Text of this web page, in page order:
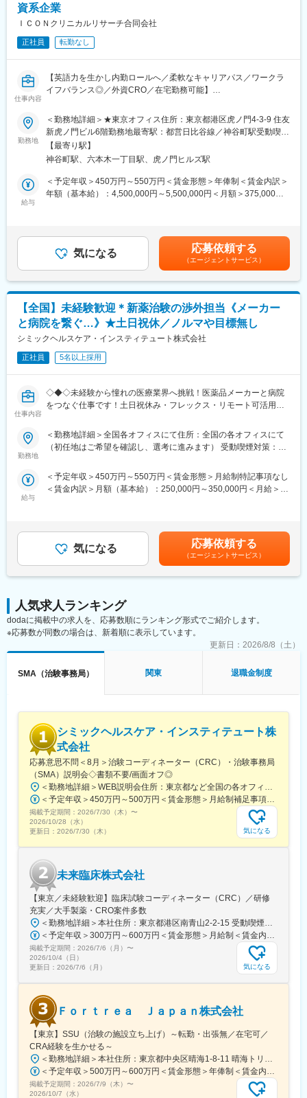
変更の範囲：会社の定める業務
ティング
契約関連文書の電子・紙媒体での適切な保管および管理
契約プロセスにおける課題やリスクの特定およびエスカレーショ
ン
臨床試験チーム、プロジェクトマネジメント、ビジネスディベロ
ップメント、予算・提案チームなど社内関係部門との連携
契約締結の遅延防止に向けた調整および課題解決の推進
社内スタッフからの契約関連問い合わせへの対応
□業務改善・コンプライアンス
SOPおよび関連手順書に準拠した業務遂行
契約業務プロセスの改善提案および業務効率化の推進
部門目標や各種プロジェクトへの参画・支援
・将来的にプロジェクトによってはCRA業務として就業頂く可能
性ごございます。
変更の範囲：会社の定める業務
資系企業
ＩＣＯＮクリニカルリサーチ合同会社
正社員 転勤なし
仕事内容
【英語力を生かし内勤ロールへ／柔軟なキャリアパス／ワークラ
イフバランス◎／外資CRO／在宅勤務可能】
プロジェクトマネージャーおよびプロジェクトコーディネーターII
をサポートし、臨床試験の進行状況を日々モニタリングする役割
を担います。APAC 地域における試験運営を支援し、円滑なプロ
ジェクト遂行に貢献していただきます。本ポジションでは、調整
業務の補助を含むオペレーションサポートを提供するとともに、
必要に応じて業務プロセスの改善やオペレーション施策にも貢献
します。
日本に拠点を置く本ポジションを新たに加えることで、特に日本
【職務内容】
・プロジェクトマネージャーおよびプロジェクトコーディネータ
ーII の業務サポート
・試験関連データの管理および更新
・必要に応じたレポート作成およびドキュメント管理
・業務プロセスの改善およびオペレーション施策への参画
・APAC 地域（特に日本）におけるサービス品質および対応スピ
■採用背景：
するため、追加の人員を募集しています
変更の範囲：会社の定める業務
勤務地
＜勤務地詳細＞★東京オフィス住所：東京都港区虎ノ門4-3-9 住友
新虎ノ門ビル6階勤務地最寄駅：都営日比谷線／神谷町駅受動喫煙
対策：屋内全面禁煙変更の範囲：会社の定める事業所（リモート
ワーク含む）
【最寄り駅】
神谷町駅、六本木一丁目駅、虎ノ門ヒルズ駅
給与
＜予定年収＞450万円～550万円＜賃金形態＞年俸制＜賃金内訳＞
年額（基本給）：4,500,000円～5,500,000円＜月額＞375,000円
気になる 応募依頼する
（エージェントサービス）
【全国】未経験歓迎＊新薬治験の渉外担当《メーカー
と病院を繋ぐ…》★土日祝休／ノルマや目標無し
シミックヘルスケア・インスティテュート株式会社
正社員 5名以上採用
仕事内容
◇◆◇未経験から憧れの医療業界へ挑戦！医薬品メーカーと病院
をつなぐ仕事です！土日祝休み・フレックス・リモート可活用可
ーン・Iターンの方も大歓迎です◇◆◇
【当ポジションについて（SMA・治験事務局担当とは）】
ぐ、架け橋のようなお仕事です。正式名称をSMA（治験事務局担
当）といい、医療業界の専門職種となります。
かせないフローに携わることができ、多種多様な新薬開発を支援
する事で、日本の医療を支えるやりがいがあります。
【業務詳細】
製薬企業や治験実施施設(病院)に対し、治験実施のための各種折衝
や環境整備支援、事務業務などを担当していただきます。治験開
始の準備・開始・終了までのプロセスを推進頂きます。
■具体的には…：
・社内や社外の関係者との交渉・相談
・治験実施の可能性を確認するための調査
【補足情報】
■魅力情報：
この業務は医療機関への渉外・折衝が主な目的なので、法人営業
職とは違って個人ノルマや目標はありません。その代わり、チー
ム全体での目標が設定されているので、チームとしての一体感は
一般的な事業会社の営業と遜色ありません。むしろ個人ノルマが
ない分、風通しがとても良いです。
■外勤・内勤比率：
エリアや時期等によって異なりますが、外勤3から4割：内勤6か
ら7割となります。※外勤：医療機関訪問、内勤：オフィス勤務
【教育体制】
未経験で転職してくる方も多い為教育体制が充実しており、業界
内でも随一との呼び声が高いです。同期入社者とともに2週間弱本
社にて集合研修 を行います。会社の事や業務を遂行する上で必要
な法令から実務まで座学中心でロープレを交えながら学びます。
その後、各拠点に配属され業務を引継ぎながらOJT担当者ととも
に医療機関へ同行するなど、徐々に業務を習得します。確認テス
トやチェックシートを用いながら習熟度を測り、入社後1年程度で
一人で担当を持てるようになります。尚、その後も定期的に中途
入社者に対してフォローを行う体制が整っています。
変更の範囲：会社の定める業務
勤務地
＜勤務地詳細＞全国各オフィスにて住所：全国の各オフィスにて
（初任地はご希望を確認し、選考に進みます） 受動喫煙対策：そ
業所（リモートワーク含む）
給与
＜予定年収＞450万円～550万円＜賃金形態＞月給制特記事項なし
＜賃金内訳＞月額（基本給）：250,000円～350,000円＜月給＞
(月額)は固定手当を含めた表記です。
気になる 応募依頼する
（エージェントサービス）
人気求人ランキング
dodaに掲載中の求人を、応募数順にランキング形式でご紹介します。
※応募数が同数の場合は、新着順に表示しています。
更新日： 2026/8/8（土）
SMA（治験事務局） 関東 退職金制度
シミックヘルスケア・インスティテュート株
式会社
応募意思不問＜8月＞治験コーディネーター（CRC）・治験事務局
（SMA）説明会◇書類不要/画面オフ◎
掲載予定期間： 2026/7/30（木） 〜
2026/10/28（水）
更新日： 2026/7/30（木） 気になる
未来臨床株式会社
【東京／未経験歓迎】臨床試験コーディネーター（CRC）／研修
充実／大手製薬・CRO案件多数
掲載予定期間： 2026/7/6（月） 〜
2026/10/4（日）
更新日： 2026/7/6（月） 気になる
Ｆｏｒｔｒｅａ Ｊａｐａｎ株式会社
【東京】SSU（治験の施設立ち上げ）～転勤・出張無／在宅可／
CRA経験を生かせる～
掲載予定期間： 2026/7/9（木） 〜
2026/10/7（水）